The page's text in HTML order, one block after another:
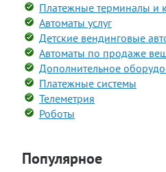
Платежные терминалы и
Автоматы услуг
Детские вендинговые
Автоматы по продаже
Дополнительное
Платежные системы
Телеметрия
Роботы
Популярное